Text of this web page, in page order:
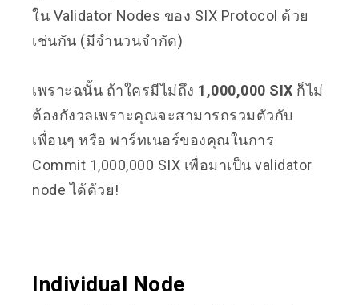
ใน Validator Nodes ของ SIX Protocol ด้วย
เช่นกัน (มีจำนวนจำกัด)
เพราะฉนั้น ถ้าใครมีไม่ถึง 1,000,000 SIX ก็ไม่
ต้องกังวลเพราะคุณจะสามารถรวมตัวกับ
เพื่อนๆ หรือ พาร์ทเนอร์ของคุณในการ
Commit 1,000,000 SIX เพื่อมาเป็น validator
node ได้ด้วย!
Individual Node